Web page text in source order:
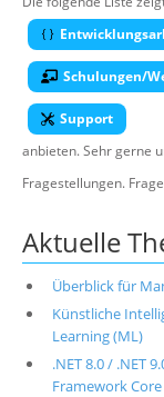
Schulungen/
Support
anbieten. Sehr gerne
Fragestellungen.
Aktuelle
Überblick für
Künstliche
Learning (ML)
.NET 8.0 / .NET
Framework Core